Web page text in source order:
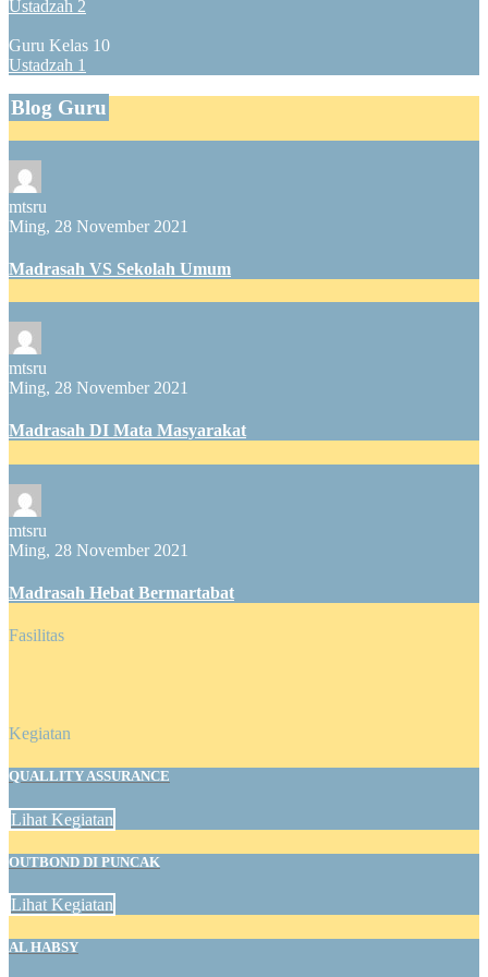
Ustadzah 2
Guru Kelas 10
Ustadzah 1
Blog Guru
mtsru
Ming, 28 November 2021
Madrasah VS Sekolah Umum
mtsru
Ming, 28 November 2021
Madrasah DI Mata Masyarakat
mtsru
Ming, 28 November 2021
Madrasah Hebat Bermartabat
Fasilitas
Kegiatan
QUALLITY ASSURANCE
Lihat Kegiatan
OUTBOND DI PUNCAK
Lihat Kegiatan
AL HABSY